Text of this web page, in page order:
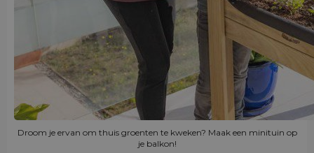
Droom je ervan om thuis groenten te kweken? Maak een minituin op
je balkon!